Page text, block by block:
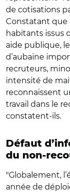
de cotisations
Constatant que
habitants issus
aide publique,
d’aubaine
recruteurs,
intensité de
reconnaissent
travail dans le
constatent-ils.
Défaut
du non-
"Globalement,
année de